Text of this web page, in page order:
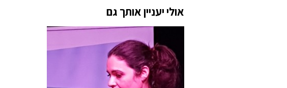
אולי יעניין אותך גם